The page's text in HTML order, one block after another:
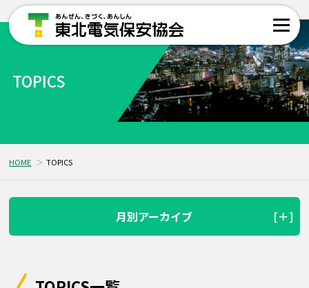
TOPICS
HOME TOPICS
月別アーカイブ